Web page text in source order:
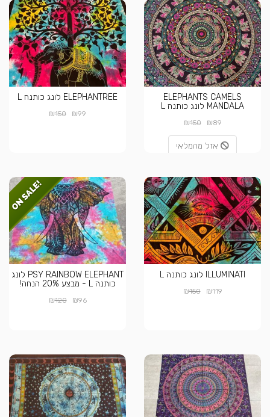
ELEPHANTS CAMELS
MANDALA לונג כותנה L
₪89
₪150
אזל מהמלאי
ELEPHANTREE לונג כותנה L
₪99
₪150
ILLUMINATI לונג כותנה L
₪119
₪150
PSY RAINBOW ELEPHANT לונג
כותנה L - מבצע 20% הנחה!
₪96
₪120